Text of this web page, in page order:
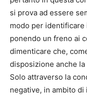
si prova ad essere
modo per identificare
ponendo un freno ai
dimenticare che,
disposizione anche
Solo attraverso la
negative, in ambito